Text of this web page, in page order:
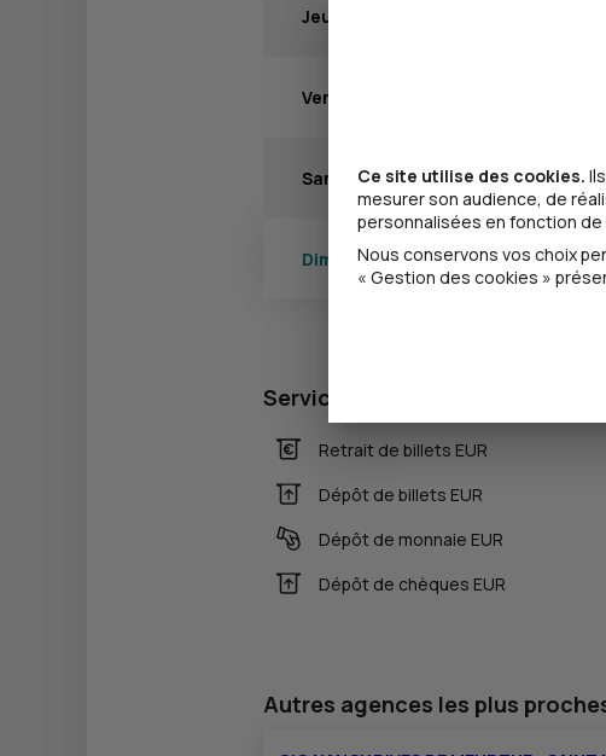
Jeudi
Vendredi
Samedi
Dimanche
Services
Retrait de billets EUR
Dépôt de billets EUR
Dépôt de monnaie EUR
Dépôt de chèques EUR
Autres agences les plus
Ce site utilise des cookies.
mesurer son audience, de
personnalisées en fonction
Nous conservons vos choix
« Gestion des cookies »